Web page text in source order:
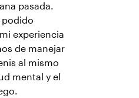
pasada.
podido
experiencia
de manejar
al mismo
mental y el